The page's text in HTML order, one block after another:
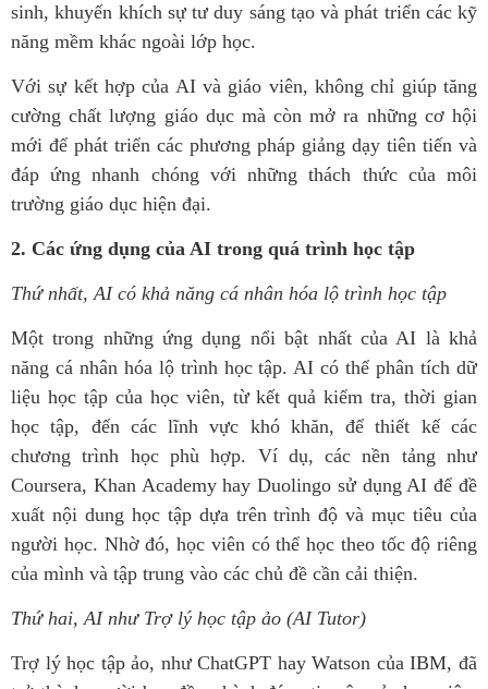
sinh, khuyến khích sự tư duy sáng tạo và phát triển các kỹ
năng mềm khác ngoài lớp học.
Với sự kết hợp của AI và giáo viên, không chỉ giúp tăng
cường chất lượng giáo dục mà còn mở ra những cơ hội
mới để phát triển các phương pháp giảng dạy tiên tiến và
đáp ứng nhanh chóng với những thách thức của môi
trường giáo dục hiện đại.
2. Các ứng dụng của AI trong quá trình học tập
Thứ nhất, AI có khả năng cá nhân hóa lộ trình học tập
Một trong những ứng dụng nổi bật nhất của AI là khả
năng cá nhân hóa lộ trình học tập. AI có thể phân tích dữ
liệu học tập của học viên, từ kết quả kiểm tra, thời gian
học tập, đến các lĩnh vực khó khăn, để thiết kế các
chương trình học phù hợp. Ví dụ, các nền tảng như
Coursera, Khan Academy hay Duolingo sử dụng AI để đề
xuất nội dung học tập dựa trên trình độ và mục tiêu của
người học. Nhờ đó, học viên có thể học theo tốc độ riêng
của mình và tập trung vào các chủ đề cần cải thiện.
Thứ hai, AI như Trợ lý học tập ảo (AI Tutor)
Trợ lý học tập ảo, như ChatGPT hay Watson của IBM, đã